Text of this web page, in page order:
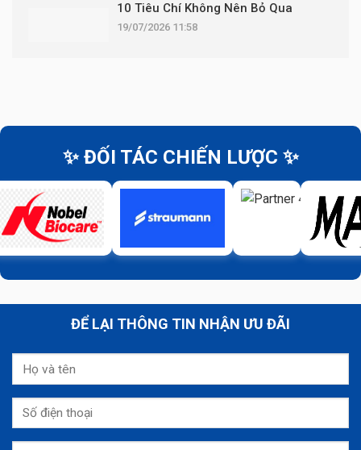
10 Tiêu Chí Không Nên Bỏ Qua
19/07/2026 11:58
✨ ĐỐI TÁC CHIẾN LƯỢC ✨
ĐỂ LẠI THÔNG TIN NHẬN ƯU ĐÃI